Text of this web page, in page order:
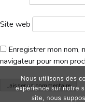
Site web
Enregistrer mon nom,
navigateur pour mon
Nous utilisons des
expérience sur notre
site, nous